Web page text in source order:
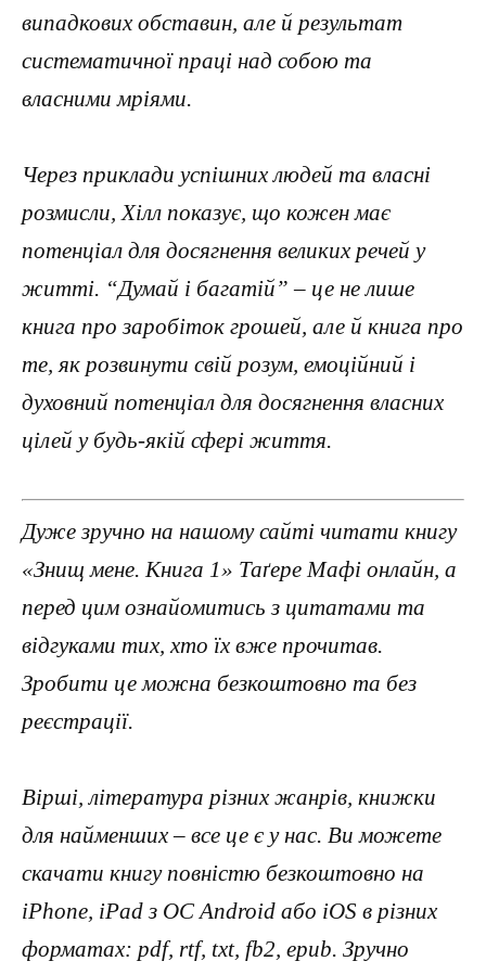
випадкових обставин, але й результат
систематичної праці над собою та
власними мріями.
Через приклади успішних людей та власні
розмисли, Хілл показує, що кожен має
потенціал для досягнення великих речей у
житті. “Думай і багатій” – це не лише
книга про заробіток грошей, але й книга про
те, як розвинути свій розум, емоційний і
духовний потенціал для досягнення власних
цілей у будь-якій сфері життя.
Дуже зручно на нашому сайті читати книгу
«Знищ мене. Книга 1» Таґере Мафі онлайн, а
перед цим ознайомитись з цитатами та
відгуками тих, хто їх вже прочитав.
Зробити це можна безкоштовно та без
реєстрації.
Вірші, література різних жанрів, книжки
для найменших – все це є у нас. Ви можете
скачати книгу повністю безкоштовно на
iPhone, iPad з ОС Android або iOS в різних
форматах: pdf, rtf, txt, fb2, epub. Зручно